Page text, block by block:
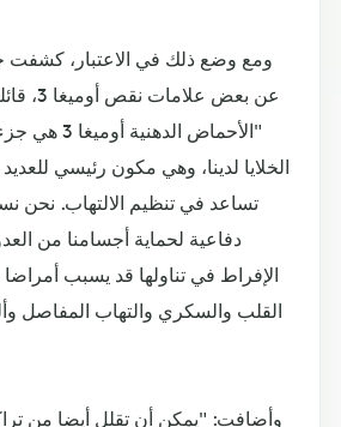
ومع وضع ذلك في الاعتبار، كشفت
"الأحماض
الخلايا لدينا، وهي مكون رئيسي
تساعد في تنظيم الالتهاب. نحن
دفاعية لحماية أجسامنا من
الإفراط في تناولها قد يسبب
القلب والسكري والتهاب المفاصل
وأضافت: "يمكن أن تقلل أيضا من